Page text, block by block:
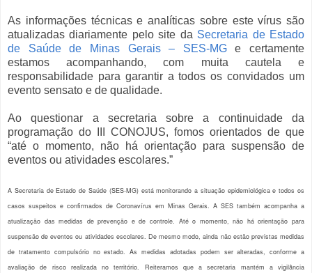
As informações técnicas e analíticas sobre este vírus são
atualizadas diariamente pelo site da Secretaria de Estado
de Saúde de Minas Gerais – SES-MGe certamente
estamos acompanhando, com muita cautela e
responsabilidade para garantir a todos os convidados um
evento sensato e de qualidade.
Ao questionar a secretaria sobre a continuidade da
programação do III CONOJUS, fomos orientados de que
“até o momento, não há orientação para suspensão de
eventos ou atividades escolares.”
A Secretaria de Estado de Saúde (SES-MG) está monitorando a situação epidemiológica e todos os
casos suspeitos e confirmados de Coronavírus em Minas Gerais. A SES também acompanha a
atualização das medidas de prevenção e de controle. Até o momento, não há orientação para
suspensão de eventos ou atividades escolares. De mesmo modo, ainda não estão previstas medidas
de tratamento compulsório no estado. As medidas adotadas podem ser alteradas, conforme a
avaliação de risco realizada no território. Reiteramos que a secretaria mantém a vigilância